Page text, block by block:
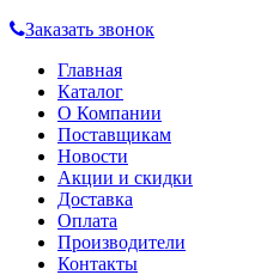
Заказать звонок
Главная
Каталог
О Компании
Поставщикам
Новости
Акции и скидки
Доставка
Оплата
Производители
Контакты